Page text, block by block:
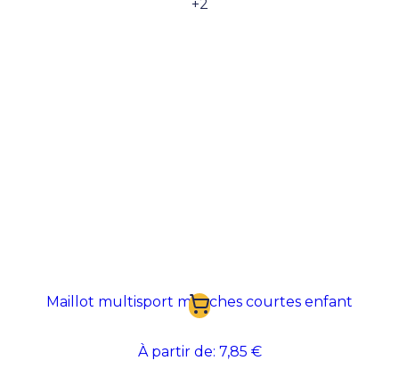
+2
Maillot multisport manches courtes enfant
À partir de: 7,85 €